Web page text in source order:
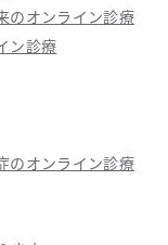
のオンライン診療
ン診療
のオンライン診療